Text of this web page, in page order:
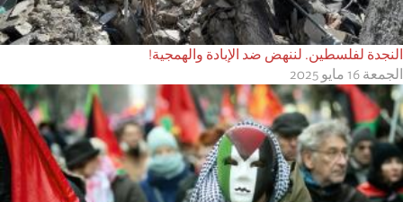
النجدة لفلسطين. لننهض ضد الإبادة والهمجية!
الجمعة 16 مايو 2025